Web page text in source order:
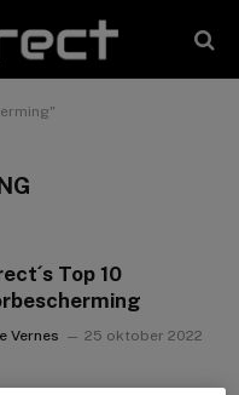
Top 10
Vernes 25 oktober 2022